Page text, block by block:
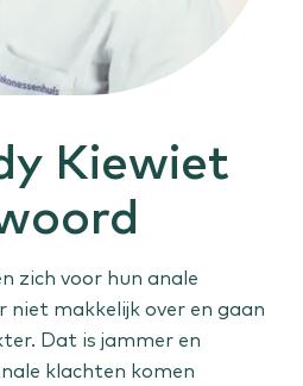
Kiewiet
zich voor hun anale
niet makkelijk over en gaan
Dat is jammer en
klachten komen